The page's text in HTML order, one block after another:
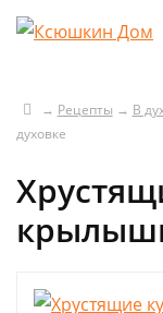
→ Рецепты → В
духовке